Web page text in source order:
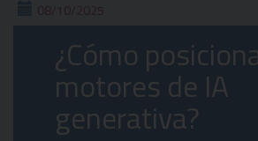
08/10/2025
¿Cómo
motores de IA
generativa?